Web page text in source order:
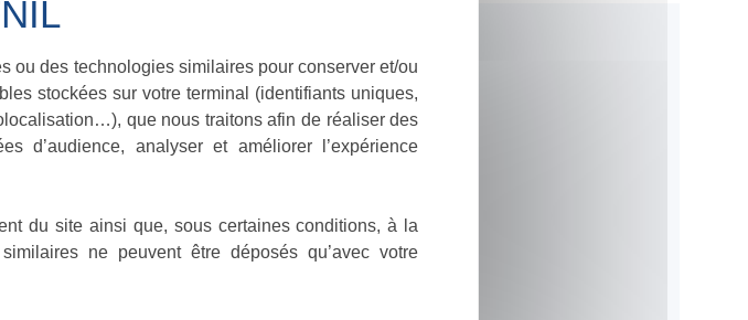
ou des technologies similaires pour conserver et/ou
stockées sur votre terminal (identifiants uniques,
que nous traitons afin de réaliser des
d’audience, analyser et améliorer l’expérience
du site ainsi que, sous certaines conditions, à la
ne peuvent être déposés qu’avec votre